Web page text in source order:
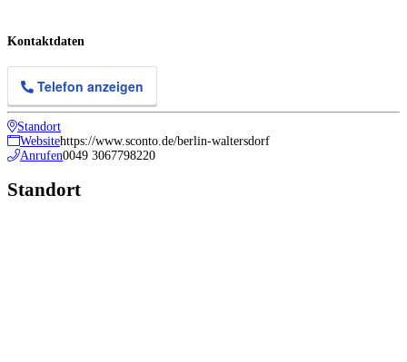
Kontaktdaten
Telefon anzeigen
Standort
Websitehttps://www.sconto.de/berlin-waltersdorf
Anrufen0049 3067798220
Standort